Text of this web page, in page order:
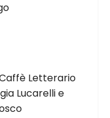
Letterario
Lucarelli e